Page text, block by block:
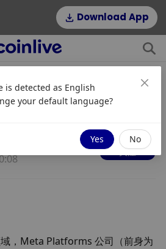
Download App
资产风险投资：创新
关注
，Meta Platforms 公司（前身为
is detected as English
your default language?
Yes No